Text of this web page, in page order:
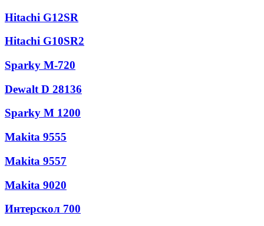
Hitachi G12SR
Hitachi G10SR2
Sparky М-720
Dewalt D 28136
Sparky М 1200
Makita 9555
Makita 9557
Makita 9020
Интерскол 700